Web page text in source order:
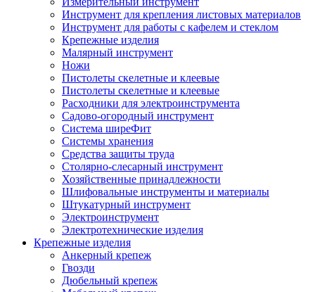
Инструмент для крепления листовых материалов
Инструмент для работы с кафелем и стеклом
Крепежные изделия
Малярный инструмент
Ножи
Пистолеты скелетные и клеевые
Пистолеты скелетные и клеевые
Расходники для электроинструмента
Садово-огородный инструмент
Система ширеФит
Системы хранения
Средства защиты труда
Столярно-слесарный инструмент
Хозяйственные принадлежности
Шлифовальные инструменты и материалы
Штукатурный инструмент
Электроинструмент
Электротехнические изделия
Крепежные изделия
Анкерный крепеж
Гвозди
Дюбельный крепеж